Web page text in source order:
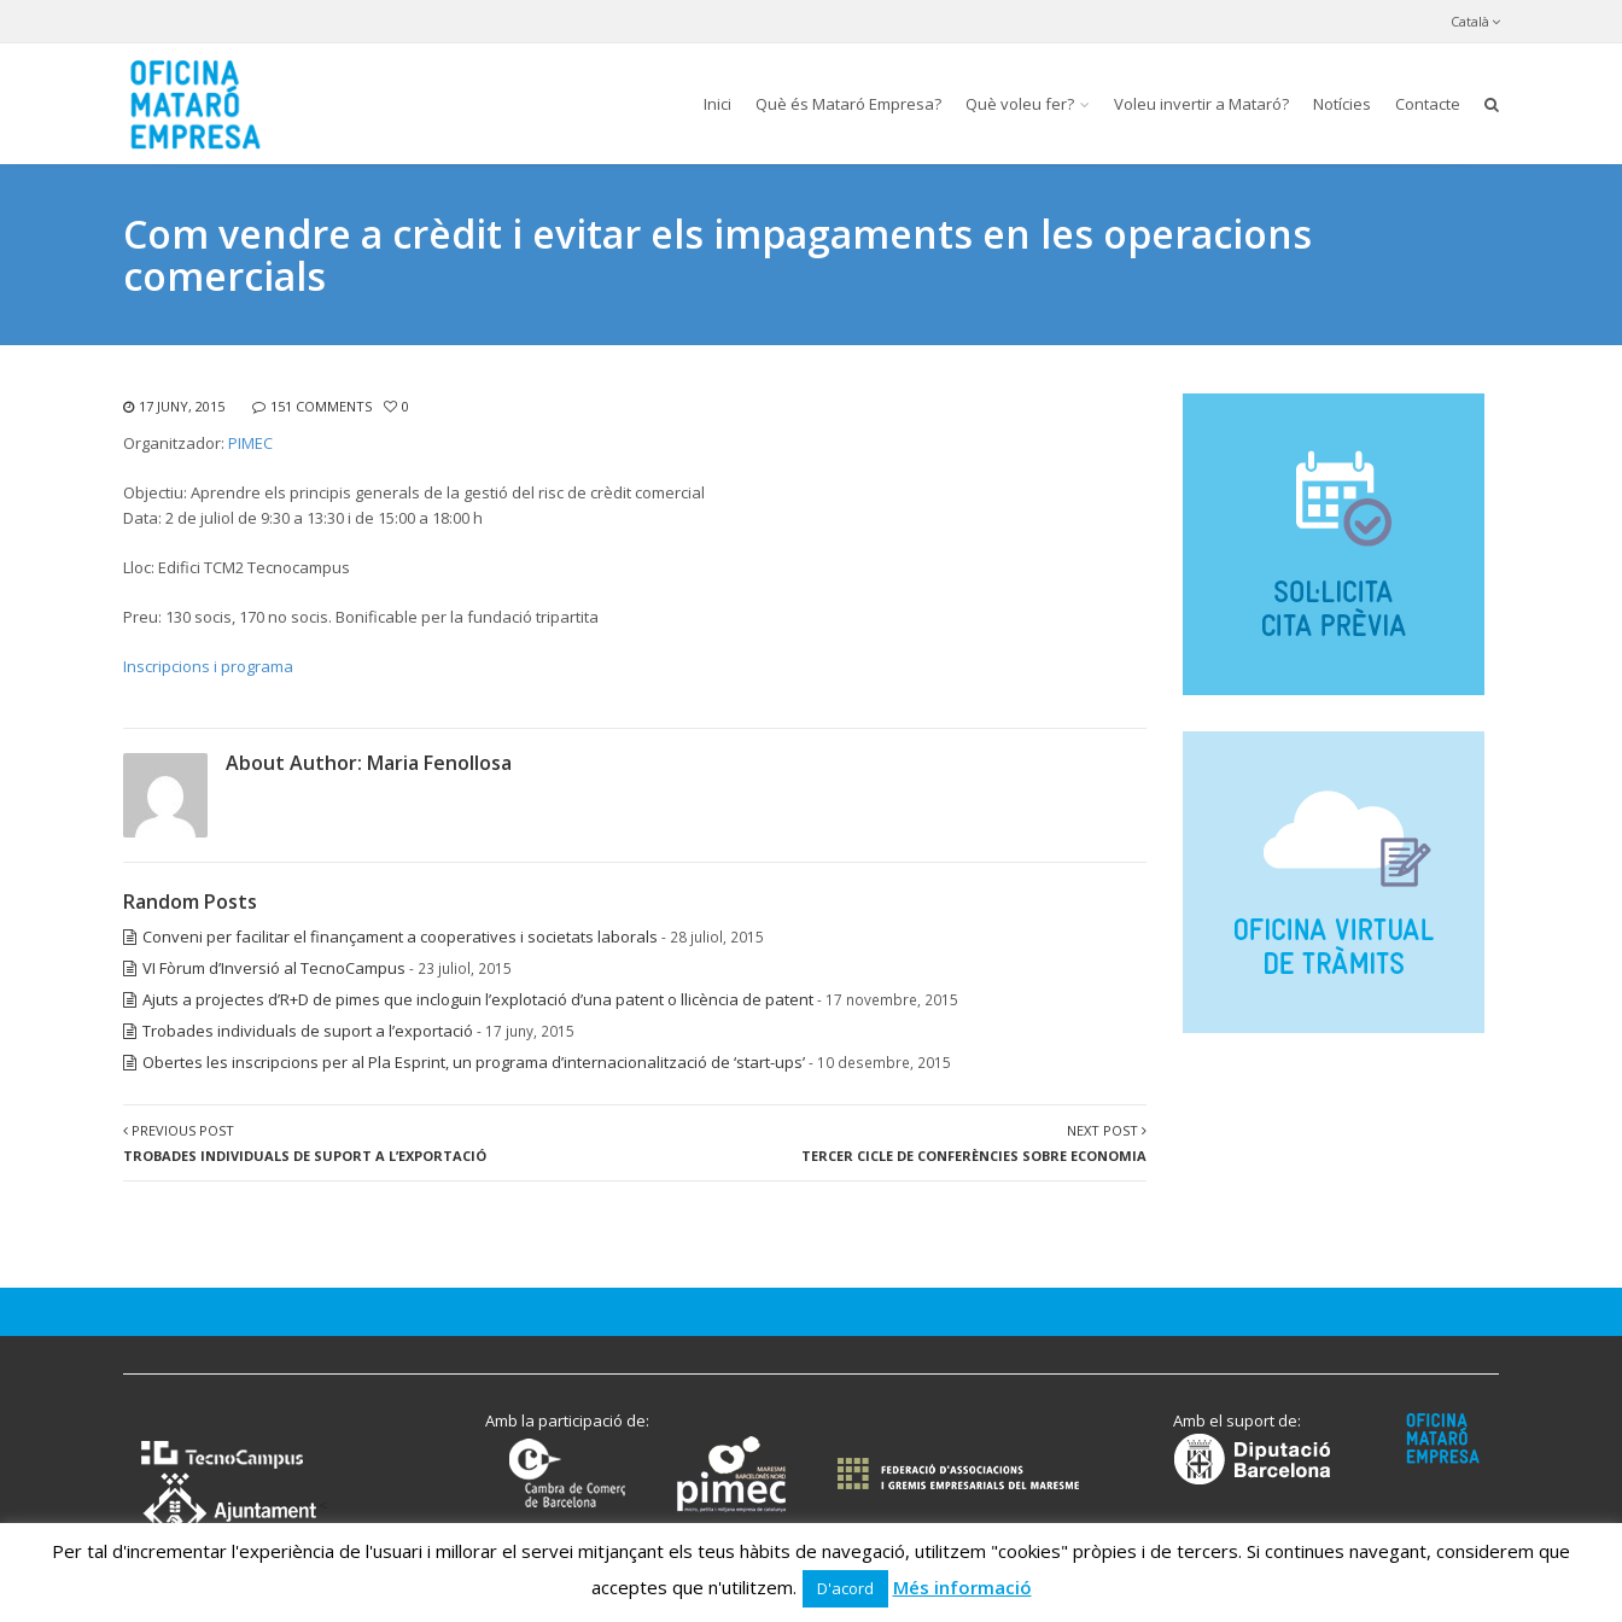
Català
Inici Què és Mataró Empresa? Què voleu fer? Voleu invertir a Mataró? Notícies Contacte
Com vendre a crèdit i evitar els impagaments en les operacions
comercials
17 JUNY, 2015 151 COMMENTS 0
Organitzador: PIMEC
Objectiu: Aprendre els principis generals de la gestió del risc de crèdit comercial
Data: 2 de juliol de 9:30 a 13:30 i de 15:00 a 18:00 h
Lloc: Edifici TCM2 Tecnocampus
Preu: 130 socis, 170 no socis. Bonificable per la fundació tripartita
Inscripcions i programa
About Author: Maria Fenollosa
Random Posts
Conveni per facilitar el finançament a cooperatives i societats laborals - 28 juliol, 2015
VI Fòrum d’Inversió al TecnoCampus - 23 juliol, 2015
Ajuts a projectes d’R+D de pimes que incloguin l’explotació d’una patent o llicència de patent- 17 novembre, 2015
Trobades individuals de suport a l’exportació - 17 juny, 2015
Obertes les inscripcions per al Pla Esprint, un programa d’internacionalització de ‘start-ups’- 10 desembre, 2015
PREVIOUS POST
TROBADES INDIVIDUALS DE SUPORT A L’EXPORTACIÓ
NEXT POST
TERCER CICLE DE CONFERÈNCIES SOBRE ECONOMIA
Amb la participació de: Amb el suport de:
Per tal d'incrementar l'experiència de l'usuari i millorar el servei mitjançant els teus hàbits de navegació, utilitzem "cookies" pròpies i de tercers. Si continues navegant, considerem que
acceptes que n'utilitzem.
D'acord Més informació